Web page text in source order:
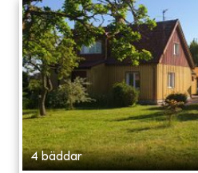
4 bäddar